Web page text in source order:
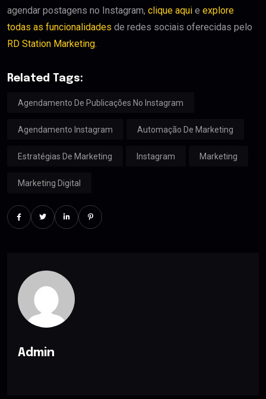
agendar postagens no Instagram, clique aqui e explore
todas as funcionalidades de redes sociais oferecidas pelo
RD Station Marketing.
Related Tags:
Agendamento De Publicações No Instagram
Agendamento Instagram Automação De Marketing
Estratégias De Marketing Instagram Marketing
Marketing Digital
Admin